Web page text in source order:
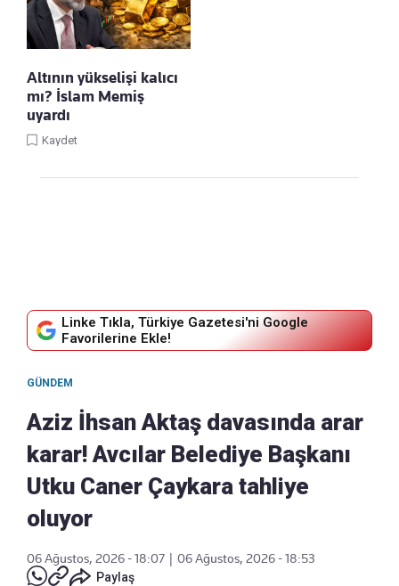
Altının yükselişi kalıcı
mı? İslam Memiş
uyardı
Kaydet
Linke Tıkla, Türkiye Gazetesi'ni Google
Favorilerine Ekle!
GÜNDEM
Aziz İhsan Aktaş davasında arar
karar! Avcılar Belediye Başkanı
Utku Caner Çaykara tahliye
oluyor
06 Ağustos, 2026 - 18:07
06 Ağustos, 2026 - 18:53
Paylaş